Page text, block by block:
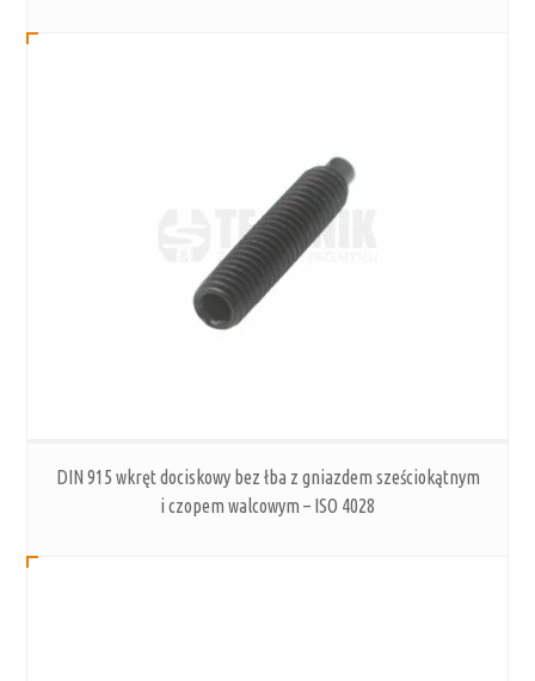
DIN 915 wkręt dociskowy bez łba z gniazdem sześciokątnym
i czopem walcowym – ISO 4028